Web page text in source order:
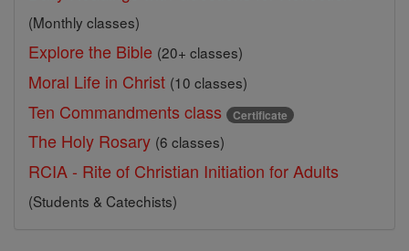
(Monthly classes)
Explore the Bible (20+ classes)
Moral Life in Christ (10 classes)
Ten Commandments class Certificate
The Holy Rosary (6 classes)
RCIA - Rite of Christian Initiation for Adults
(Students & Catechists)